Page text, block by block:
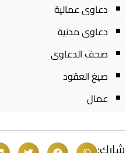
دعاوى عمالية
دعاوى مدنية
صحف الدعاوى
صيغ العقود
عمال